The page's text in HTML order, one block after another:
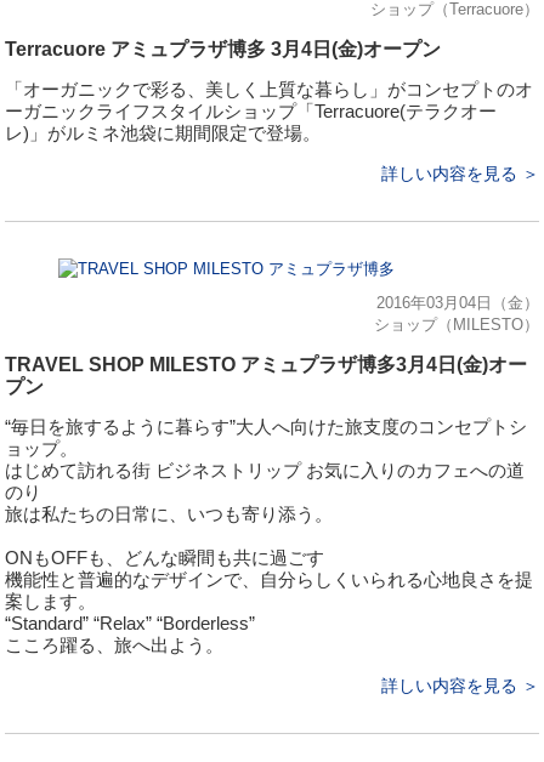
ショップ（Terracuore）
Terracuore アミュプラザ博多 3月4日(金)オープン
「オーガニックで彩る、美しく上質な暮らし」がコンセプトのオ
ーガニックライフスタイルショップ「Terracuore(テラクオー
レ)」がルミネ池袋に期間限定で登場。
詳しい内容を見る ＞
2016年03月04日（金）
ショップ（MILESTO）
TRAVEL SHOP MILESTO アミュプラザ博多3月4日(金)オー
プン
“毎日を旅するように暮らす”大人へ向けた旅支度のコンセプトシ
ョップ。
はじめて訪れる街 ビジネストリップ お気に入りのカフェへの道
のり
旅は私たちの日常に、いつも寄り添う。
ONもOFFも、どんな瞬間も共に過ごす
機能性と普遍的なデザインで、自分らしくいられる心地良さを提
案します。
“Standard” “Relax” “Borderless”
こころ躍る、旅へ出よう。
詳しい内容を見る ＞